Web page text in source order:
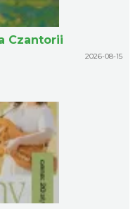
Czantorii
2026-08-15